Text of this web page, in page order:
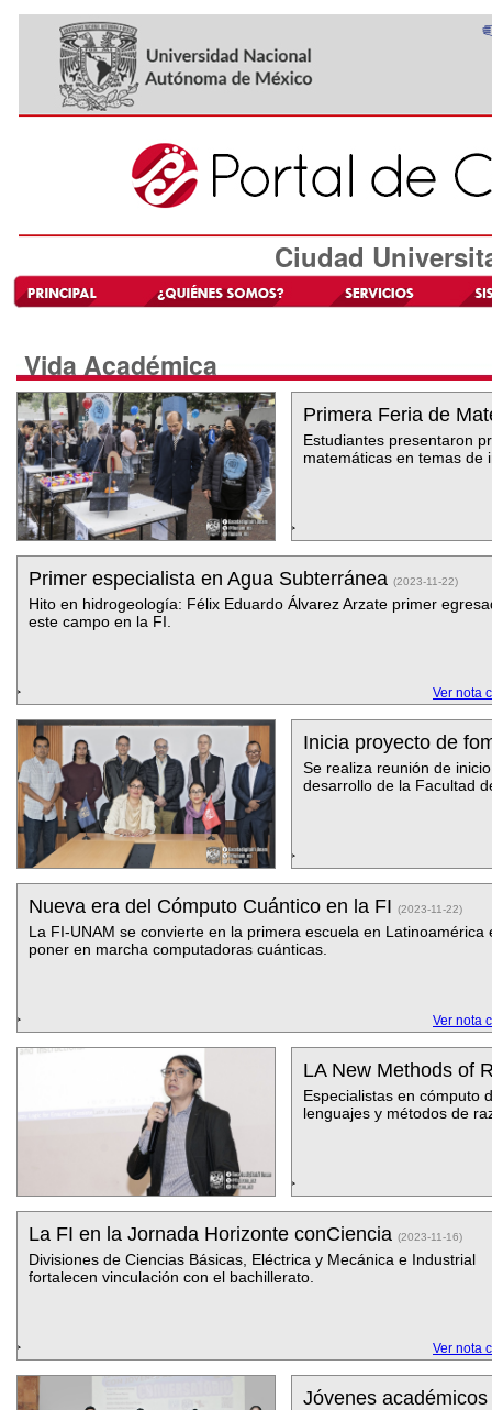
Ciudad
Vida Académica
Primera Feria de
Estudiantes presentaron
matemáticas en temas de
Primer especialista en Agua Subterránea (2023-11-22)
Hito en hidrogeología: Félix Eduardo Álvarez Arzate primer
este campo en la FI.
Ver nota
Inicia proyecto de
Se realiza reunión de
desarrollo de la Facultad
Nueva era del Cómputo Cuántico en la FI (2023-11-22)
La FI-UNAM se convierte en la primera escuela en Latinoamérica
poner en marcha computadoras cuánticas.
Ver nota
LA New Methods of
Especialistas en cómputo
lenguajes y métodos de
La FI en la Jornada Horizonte conCiencia (2023-11-16)
Divisiones de Ciencias Básicas, Eléctrica y Mecánica e Industrial
fortalecen vinculación con el bachillerato.
Ver nota
Jóvenes